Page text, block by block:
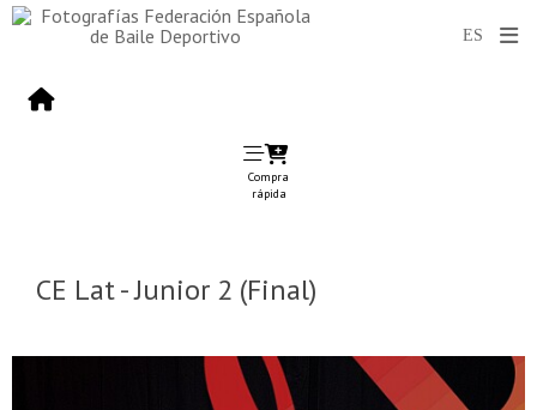
Compra
rápida
CE Lat - Junior 2 (Final)